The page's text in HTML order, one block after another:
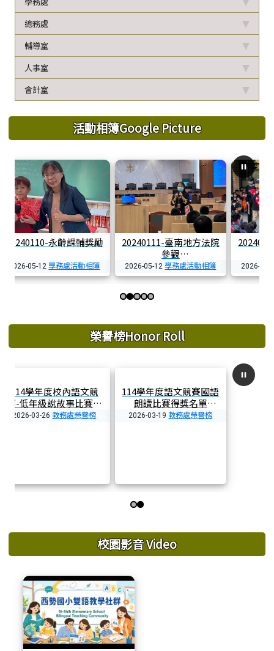
總務處
輔導室
人事室
會計室
活動相簿Google Picture
市模範生選舉
05-12 學務處活動相簿
20240210-永康心-擔餅
2026-05-12 學務處活動相簿
20240219-
2026-05-12 學務
上中左區域內容
榮譽榜Honor Roll
114學年第二學期第一次
定期評量成績優良
2026-04-27 教務處榮譽榜
114學年度第二學期語文
競賽-閩南語朗讀獲獎名
單
2026-03-26 教務處榮譽榜
上中右區域內容
校園影音 Video